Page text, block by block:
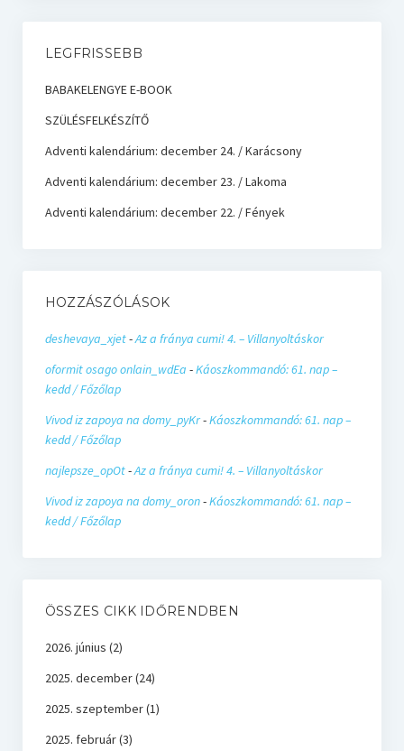
LEGFRISSEBB
BABAKELENGYE E-BOOK
SZÜLÉSFELKÉSZÍTŐ
Adventi kalendárium: december 24. / Karácsony
Adventi kalendárium: december 23. / Lakoma
Adventi kalendárium: december 22. / Fények
HOZZÁSZÓLÁSOK
deshevaya_xjet-Az a fránya cumi! 4. – Villanyoltáskor
oformit osago onlain_wdEa -Káoszkommandó: 61. nap –
kedd / Főzőlap
Vivod iz zapoya na domy_pyKr-Káoszkommandó: 61. nap –
kedd / Főzőlap
najlepsze_opOt-Az a fránya cumi! 4. – Villanyoltáskor
Vivod iz zapoya na domy_oron-Káoszkommandó: 61. nap –
kedd / Főzőlap
ÖSSZES CIKK IDŐRENDBEN
2026. június (2)
2025. december(24)
2025. szeptember(1)
2025. február(3)